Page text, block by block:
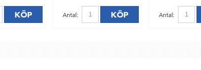
KÖP Antal: KÖP Antal: